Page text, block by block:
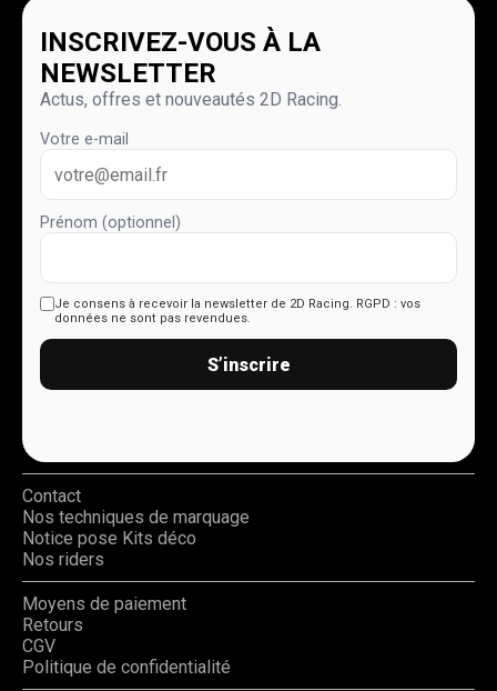
INSCRIVEZ-VOUS À LA
NEWSLETTER
Actus, offres et nouveautés 2D Racing.
Votre e-mail
Prénom (optionnel)
Je consens à recevoir la newsletter de 2D Racing. RGPD : vos
données ne sont pas revendues.
S’inscrire
Contact
Nos techniques de marquage
Notice pose Kits déco
Nos riders
Moyens de paiement
Retours
CGV
Politique de confidentialité